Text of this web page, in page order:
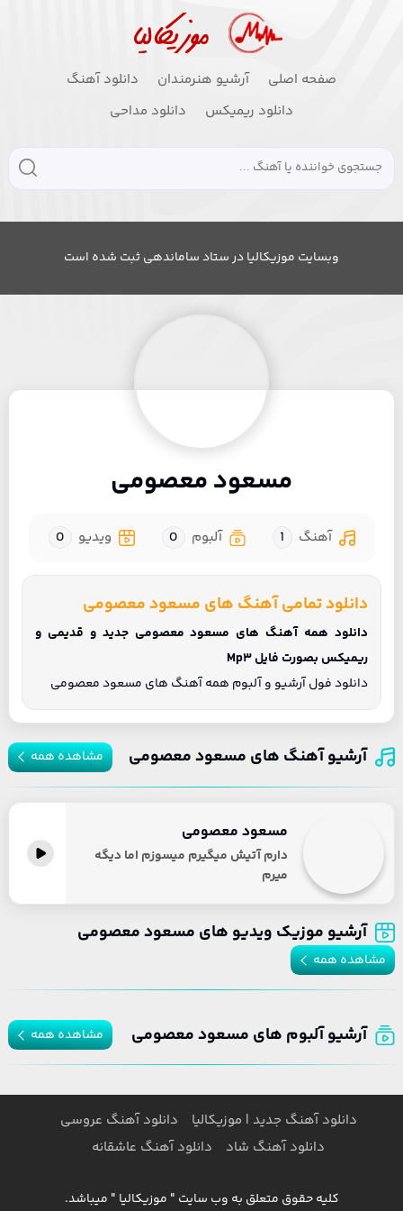
صفحه اصلی آرشیو هنرمندان
دانلود آهنگ
دانلود ریمیکس
دانلود مداحی
وبسایت موزیکالیا در ستاد ساماندهی ثبت شده است
مسعود معصومی
آهنگ 1 آلبوم 0 ویدیو 0
دانلود تمامی آهنگ های مسعود معصومی
دانلود همه آهنگ های مسعود معصومی جدید و قدیمی و
ریمیکس بصورت فایل Mp3
دانلود فول آرشیو و آلبوم همه آهنگ های مسعود معصومی
آرشیو آهنگ های مسعود معصومی مشاهده همه
مسعود معصومی
دارم آتیش میگیرم میسوزم اما دیگه
میرم
آرشیو موزیک ویدیو های مسعود معصومی
مشاهده همه
آرشیو آلبوم های مسعود معصومی مشاهده همه
دانلود آهنگ جدید | موزیکالیا
دانلود آهنگ عروسی
دانلود آهنگ شاد
دانلود آهنگ عاشقانه
کلیه حقوق متعلق به وب سایت " موزیکالیا " میباشد.